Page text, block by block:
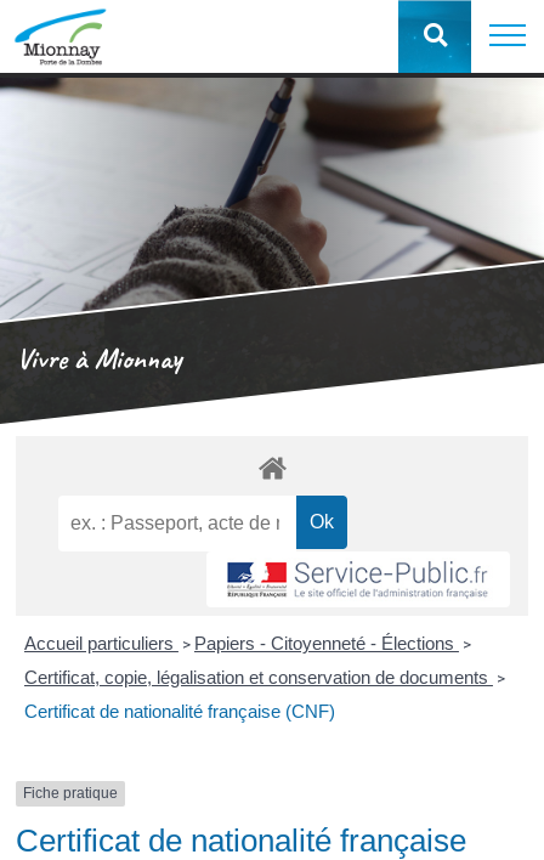
Vivre à Mionnay
Accueil particuliers > Papiers - Citoyenneté - Élections >
Certificat, copie, légalisation et conservation de documents >
Certificat de nationalité française (CNF)
Fiche pratique
Certificat de nationalité française